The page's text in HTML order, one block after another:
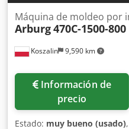
Koszalin 9,590 km
Máquina de moldeo por
Arburg470C-1500-
Información de
precio
Estado: muy bueno (usado)